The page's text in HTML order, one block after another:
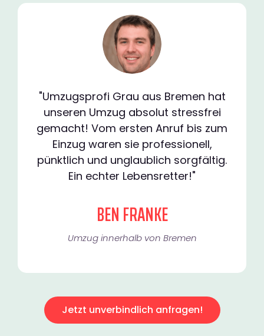
"Umzugsprofi Grau aus Bremen hat
unseren Umzug absolut stressfrei
gemacht! Vom ersten Anruf bis zum
Einzug waren sie professionell,
pünktlich und unglaublich sorgfältig.
Ein echter Lebensretter!"
BEN FRANKE
Umzug innerhalb von Bremen​
Jetzt unverbindlich anfragen!